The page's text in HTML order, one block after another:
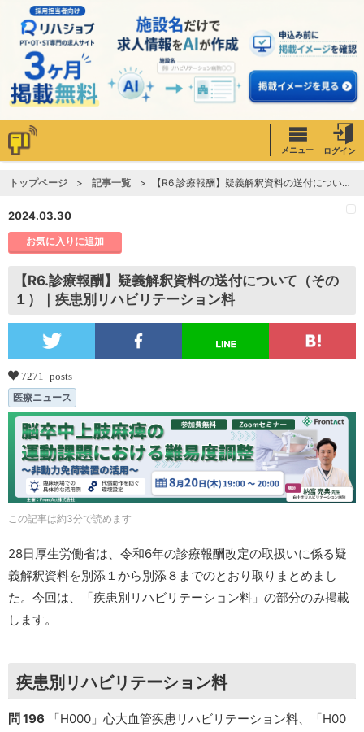
メニュー ログイン
トップページ 記事一覧 【R6.診療報酬】疑義解釈資料の送付について（その１）｜疾患別リハビリテーション料
2024.03.30
お気に入りに追加
【R6.診療報酬】疑義解釈資料の送付について（その
１）｜疾患別リハビリテーション料
7271 posts
医療ニュース
この記事は約3分で読めます
28日厚生労働省は、令和6年の診療報酬改定の取扱いに係る疑
義解釈資料を別添１から別添８までのとおり取りまとめまし
た。今回は、「疾患別リハビリテーション料」の部分のみ掲載
します。
疾患別リハビリテーション料
問 196 「H000」心大血管疾患リハビリテーション料、「H00